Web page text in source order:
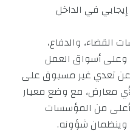
في الداخل
القضاء، والدفاع،
وعلى أسواق العمل
عن تعدي غير مسبوق على
معارض، مع وضع معيار
من المؤسسات
وينظمان شؤونه.